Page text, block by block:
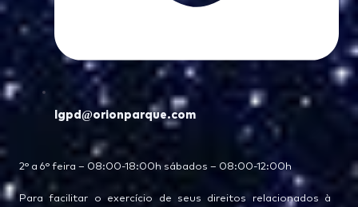
lgpd@orionparque.com
2° a 6° feira – 08:00-18:00h sábados – 08:00-12:00h
Para facilitar o exercício de seus direitos relacionados à